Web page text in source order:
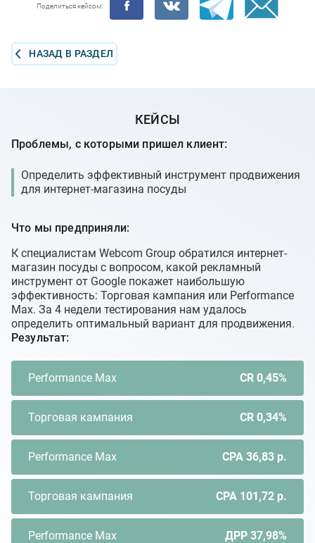
НАЗАД В РАЗДЕЛ
Поделиться кейсом:
КЕЙСЫ
Проблемы, с которыми пришел клиент:
Определить эффективный инструмент продвижения
для интернет-магазина посуды
Что мы предприняли:
К специалистам Webcom Group обратился интернет-
магазин посуды с вопросом, какой рекламный
инструмент от Google покажет наибольшую
эффективность: Торговая кампания или Performance
Max. За 4 недели тестирования нам удалось
определить оптимальный вариант для продвижения.
Результат:
Performance Max CR 0,45%
Торговая кампания CR 0,34%
Performance Max CPA 36,83 р.
Торговая кампания CPA 101,72 р.
Performance Max ДРР 37,98%